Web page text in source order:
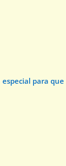
para que